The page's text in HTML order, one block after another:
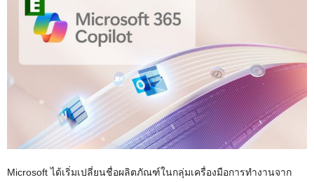
Microsoft ได้เริ่มเปลี่ยนชื่อผลิตภัณฑ์ในกลุ่มเครื่องมือการทำงานจาก